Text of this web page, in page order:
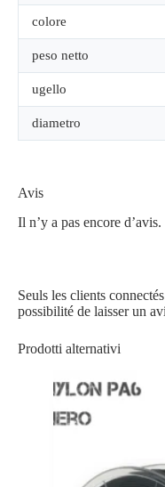
colore
peso netto
ugello
diametro
Avis
Il n’y a pas encore d’avis.
Seuls les clients
possibilité de laisser un
Prodotti alternativi